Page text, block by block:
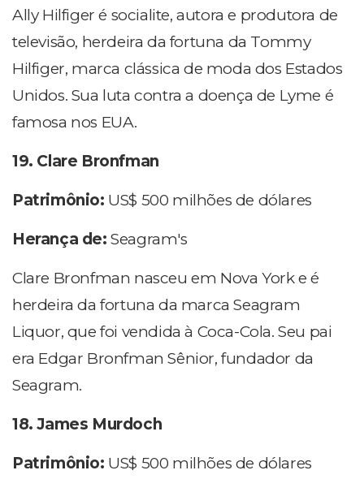
Ally Hilfiger é socialite, autora e produtora de
televisão, herdeira da fortuna da Tommy
Hilfiger, marca clássica de moda dos Estados
Unidos. Sua luta contra a doença de Lyme é
famosa nos EUA.
19. Clare Bronfman
Patrimônio: US$ 500 milhões de dólares
Herança de:Seagram's
Clare Bronfman nasceu em Nova York e é
herdeira da fortuna da marca Seagram
Liquor, que foi vendida à Coca-Cola. Seu pai
era Edgar Bronfman Sênior, fundador da
Seagram.
18. James Murdoch
Patrimônio: US$ 500 milhões de dólares